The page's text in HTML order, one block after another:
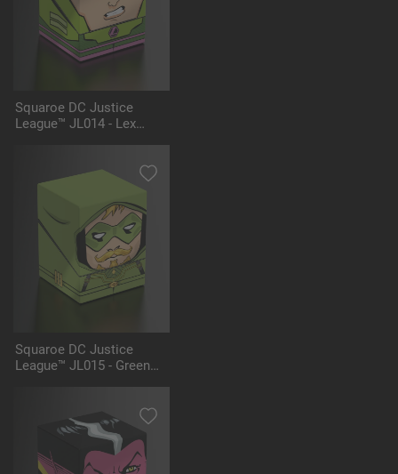
Squaroe DC Justice
League™ JL014 - Lex
Squaroe DC Justice
League™ JL015 - Green